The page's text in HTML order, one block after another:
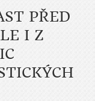
PŘED
I Z